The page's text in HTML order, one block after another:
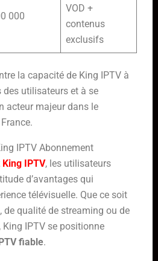
000
VOD +
contenus
exclusifs
la capacité de King IPTV à
des utilisateurs et à se
acteur majeur dans le
IPTV Abonnement
IPTV, les utilisateurs
d’avantages qui
télévisuelle. Que ce soit
de qualité de streaming ou de
IPTV se positionne
fiable.